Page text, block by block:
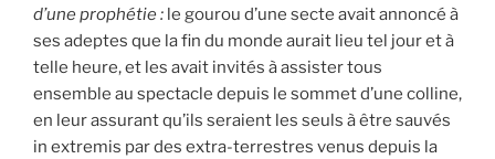
d’une prophétie: le gourou d’une secte avait annoncé à
ses adeptes que la fin du monde aurait lieu tel jour et à
telle heure, et les avait invités à assister tous
ensemble au spectacle depuis le sommet d’une colline,
en leur assurant qu’ils seraient les seuls à être sauvés
in extremis par des extra-terrestres venus depuis la